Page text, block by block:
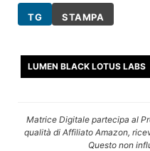
TG STAMPA
LUMEN BLACK LOTUS LABS
Matrice Digitale partecipa al
qualità di Affiliato Amazon,
Questo non